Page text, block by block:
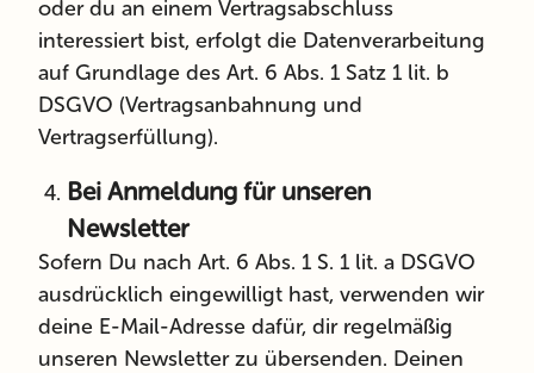
oder du an einem Vertragsabschluss
interessiert bist, erfolgt die Datenverarbeitung
auf Grundlage des Art. 6 Abs. 1 Satz 1 lit. b
DSGVO (Vertragsanbahnung und
Vertragserfüllung).
Bei Anmeldung für unseren
Newsletter
Sofern Du nach Art. 6 Abs. 1 S. 1 lit. a DSGVO
ausdrücklich eingewilligt hast, verwenden wir
deine E-Mail-Adresse dafür, dir regelmäßig
unseren Newsletter zu übersenden. Deinen